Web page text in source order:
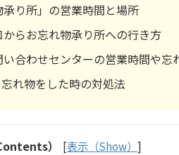
り所」の営業時間と場所
らお忘れ物承り所への行き方
合わせセンターの営業時間や忘
れ物をした時の対処法
） [表示（Show） ]